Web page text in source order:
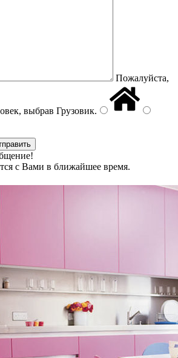
Пожалуйста,
выбрав Грузовик.
с Вами в ближайшее время.